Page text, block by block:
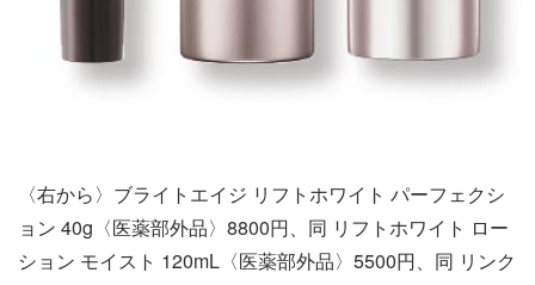
〈右から〉ブライトエイジ リフトホワイト パーフェクシ
ョン 40g〈医薬部外品〉8800円、同 リフトホワイト ロー
ション モイスト 120mL〈医薬部外品〉5500円、同 リンク